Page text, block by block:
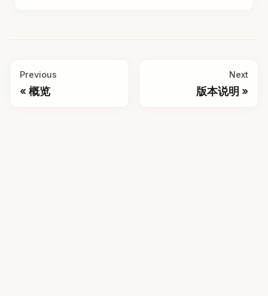
Previous
概览
Next
版本说明